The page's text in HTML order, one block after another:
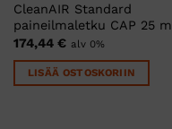
CleanAIR Standard
paineilmaletku CAP 25 m
174,44 € alv 0%
LISÄÄ OSTOSKORIIN